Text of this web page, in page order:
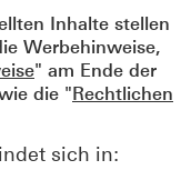
Inhalte stellen
Werbehinweise,
" am Ende der
die "Rechtlichen
sich in: